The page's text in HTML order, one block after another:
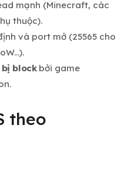
mạnh (Minecraft, các
thuộc).
và port mở (25565 cho
bị blockbởi game
theo